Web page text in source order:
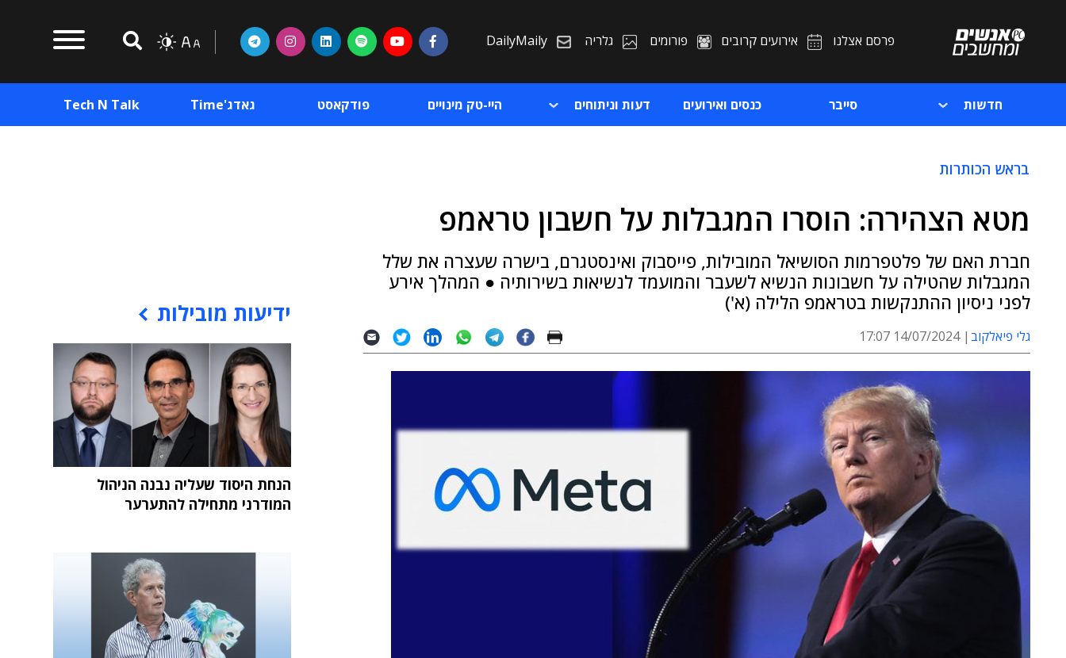
פרסם אצלנו אירועים קרובים פורומים גלריה DailyMaily
חדשות סייבר כנסים ואירועים דעות וניתוחים היי-טק מינויים פודקאסט גאדג'Time Tech N Talk
בראש הכותרות
מטא הצהירה: הוסרו המגבלות על חשבון טראמפ
חברת האם של פלטפרמות הסושיאל המובילות, פייסבוק ואינסטגרם, בישרה שעצרה את שלל
המגבלות שהטילה על חשבונות הנשיא לשעבר והמועמד לנשיאות בשירותיה ● המהלך אירע
לפני ניסיון ההתנקשות בטראמפ הלילה (א')
גלי פיאלקוב 14/07/2024 17:07
ידיעות מובילות
הנחת היסוד שעליה נבנה הניהול
המודרני מתחילה להתערער